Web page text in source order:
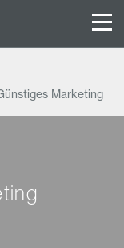
Marketing